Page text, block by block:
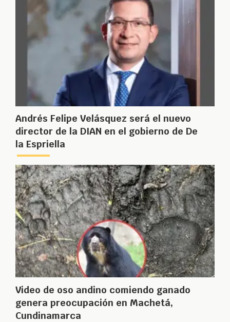
Andrés Felipe Velásquez será el nuevo
director de la DIAN en el gobierno de De
la Espriella
Video de oso andino comiendo ganado
genera preocupación en Machetá,
Cundinamarca